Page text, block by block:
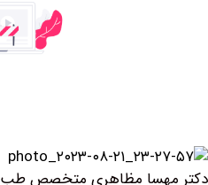
مظاهری متخصص طب فیزیکی